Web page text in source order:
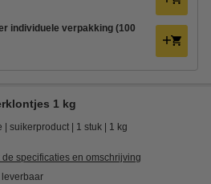
individuele verpakking (100
1 kg
suikerproduct 1 stuk 1 kg
de specificaties en omschrijving
leverbaar